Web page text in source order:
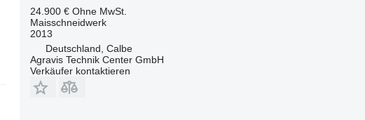
24.900 € Ohne MwSt.
Maisschneidwerk
2013
Deutschland, Calbe
Agravis Technik Center GmbH
Verkäufer kontaktieren